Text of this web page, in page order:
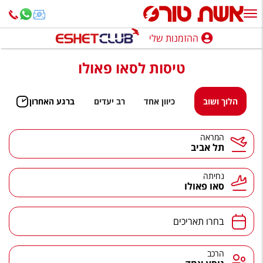
ההזמנות שלי
חופשה לפי סגנון
מלונות באילת
טיולים מאורגנים
סגנונות טיול
חבילות נופש
הרגע האחרון
חבילות בריאות וספא
ההזמנות שלי
טיסות לסאו פאולו
הלוך ושוב כיוון אחד רב יעדים ברגע האחרון
המראה
תל אביב
נחיתה
סאו פאולו
בחרו תאריכים
הרכב